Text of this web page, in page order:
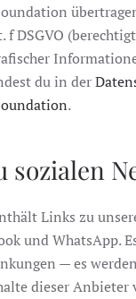
f DSGVO
du in der
.
sozialen
Links zu
und WhatsApp.
— es
dieser Anbieter